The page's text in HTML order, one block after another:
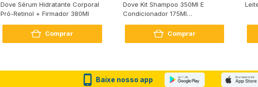
Dove Sérum Hidratante Corporal
Pró-Retinol + Firmador 380Ml
Comprar
Dove Kit Shampoo 350Ml E
Condicionador 175Ml
Comprar
Baixe nosso app